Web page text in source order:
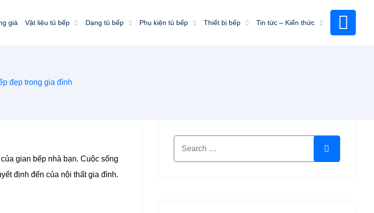
giá Vật liệu tủ bếp Dạng tủ bếp Phụ kiện tủ bếp Thiết bị bếp Tin tức – Kiến thức
đẹp trong gia đình
gian bếp nhà bạn. Cuộc sống
định đến của nội thất gia đình.